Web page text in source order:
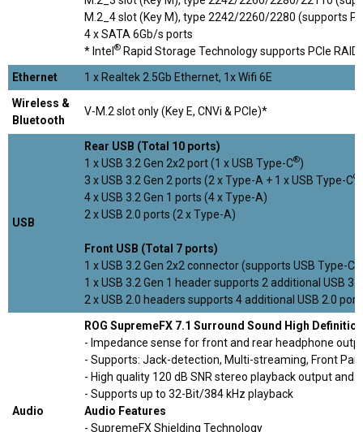
M.2_4 slot (Key M), type 2242/2260/2280 (supports
4 x SATA 6Gb/s ports
* Intel® Rapid Storage Technology supports PCIe
Ethernet
1 x Realtek 2.5Gb Ethernet, 1x Wifi 6E
Wireless &
Bluetooth
V-M.2 slot only (Key E, CNVi & PCIe)*
USB
Rear USB (Total 10 ports)
1 x USB 3.2 Gen 2x2 port (1 x USB Type-C®)
3 x USB 3.2 Gen 2 ports (2 x Type-A + 1 x USB Type-C®
4 x USB 3.2 Gen 1 ports (4 x Type-A)
2 x USB 2.0 ports (2 x Type-A)
Front USB (Total 7 ports)
1 x USB 3.2 Gen 2x2 connector (supports USB Type-C
1 x USB 3.2 Gen 1 header supports 2 additional USB
2 x USB 2.0 headers supports 4 additional USB 2.0
Audio
ROG SupremeFX 7.1 Surround Sound High
- Impedance sense for front and rear headphone
- Supports: Jack-detection, Multi-streaming, Front
- High quality 120 dB SNR stereo playback output and
- Supports up to 32-Bit/384 kHz playback
Audio Features
- SupremeFX Shielding Technology